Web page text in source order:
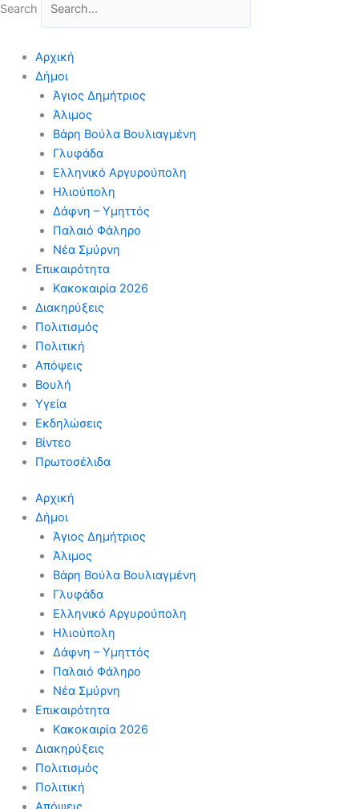
Search
Αρχική
Δήμοι
Άγιος Δημήτριος
Άλιμος
Βάρη Βούλα Βουλιαγμένη
Γλυφάδα
Ελληνικό Αργυρούπολη
Ηλιούπολη
Δάφνη – Υμηττός
Παλαιό Φάληρο
Νέα Σμύρνη
Επικαιρότητα
Κακοκαιρία 2026
Διακηρύξεις
Πολιτισμός
Πολιτική
Απόψεις
Βουλή
Υγεία
Εκδηλώσεις
Βίντεο
Πρωτοσέλιδα
Αρχική
Δήμοι
Άγιος Δημήτριος
Άλιμος
Βάρη Βούλα Βουλιαγμένη
Γλυφάδα
Ελληνικό Αργυρούπολη
Ηλιούπολη
Δάφνη – Υμηττός
Παλαιό Φάληρο
Νέα Σμύρνη
Επικαιρότητα
Κακοκαιρία 2026
Διακηρύξεις
Πολιτισμός
Πολιτική